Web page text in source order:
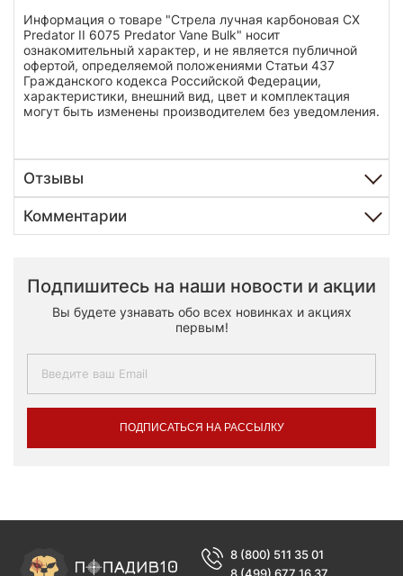
Информация о товаре "Стрела лучная карбоновая CX
Predator II 6075 Predator Vane Bulk" носит
ознакомительный характер, и не является публичной
офертой, определяемой положениями Статьи 437
Гражданского кодекса Российской Федерации,
характеристики, внешний вид, цвет и комплектация
могут быть изменены производителем без уведомления.
Отзывы
Комментарии
Подпишитесь на наши новости и акции
Вы будете узнавать обо всех новинках и акциях
первым!
ПОДПИСАТЬСЯ НА РАССЫЛКУ
8 (800) 511 35 01
8 (499) 677 16 37